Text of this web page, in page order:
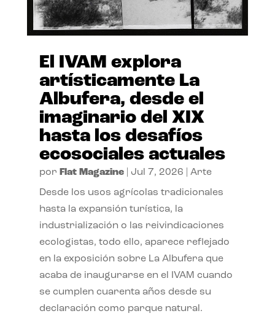
El IVAM explora
artísticamente La
Albufera, desde el
imaginario del XIX
hasta los desafíos
ecosociales actuales
por Flat Magazine| Jul 7, 2026 Arte
Desde los usos agrícolas tradicionales
hasta la expansión turística, la
industrialización o las reivindicaciones
ecologistas, todo ello, aparece reflejado
en la exposición sobre La Albufera que
acaba de inaugurarse en el IVAM cuando
se cumplen cuarenta años desde su
declaración como parque natural.